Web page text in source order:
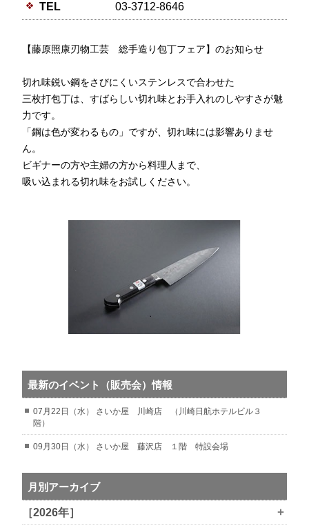
TEL 03-3712-8646
【藤原照康刃物工芸 総手造り包丁フェア】のお知らせ
切れ味鋭い鋼をさびにくいステンレスで合わせた
三枚打包丁は、すばらしい切れ味とお手入れのしやすさが魅
力です。
「鋼は色が変わるもの」ですが、切れ味には影響ありませ
ん。
ビギナーの方や主婦の方から料理人まで、
吸い込まれる切れ味をお試しください。
最新のイベント（販売会）情報
07月22日（水） さいか屋 川崎店 （川崎日航ホテルビル３
階）
09月30日（水） さいか屋 藤沢店 １階 特設会場
月別アーカイブ
［2026年］ +